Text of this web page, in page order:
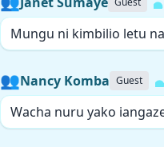
Mungu ni kimbilio letu
👥Nancy Komba Guest
Wacha nuru yako